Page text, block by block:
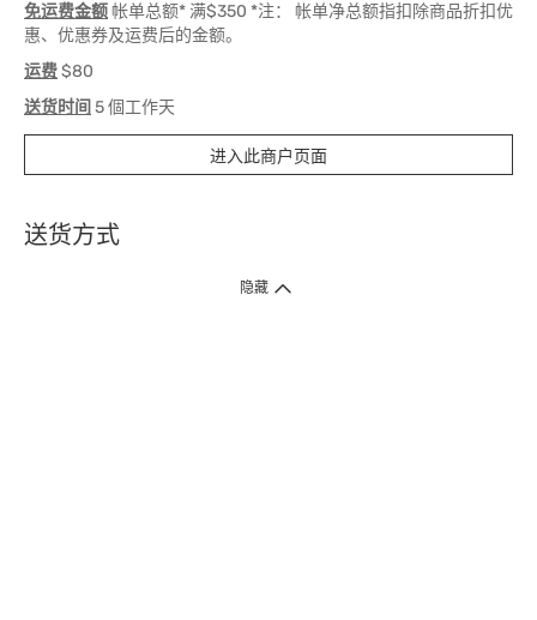
免运费金额帐单总额* 满$350 *注： 帐单净总额指扣除商品折扣优
惠、优惠券及运费后的金额。
运费$80
送货时间 5 個工作天
进入此商户页面
送货方式
1. 送货到府（受卫生署条例规管产品除外 ）
隐藏